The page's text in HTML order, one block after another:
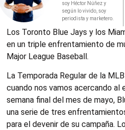
soy Héctor Núñez y
según lo vivido, soy
periodista y marketero.
Los Toronto Blue Jays y los
en un triple enfrentamiento de
Major League Baseball.
La Temporada Regular de la
cuando nos vamos acercando al
semana final del mes de mayo,
una serie de tres
para el devenir de su campaña.